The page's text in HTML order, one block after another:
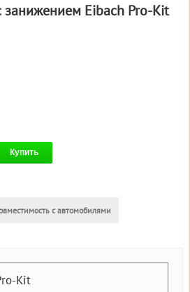
занижением Eibach Pro-Kit
Купить
с автомобилями
Kit